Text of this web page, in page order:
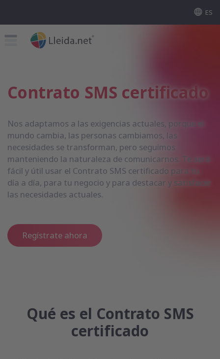
ES
Contrato SMS certificado
Nos adaptamos a las exigencias actuales, porque el
mundo cambia, las personas cambiamos, las
necesidades se transforman, pero seguimos
manteniendo la naturaleza de comunicarnos. Te será
fácil y útil usar el Contrato SMS certificado para tu
día a día, para tu negocio y para destacar y satisfacer
las necesidades actuales.
Regístrate ahora
Qué es el Contrato SMS
certificado